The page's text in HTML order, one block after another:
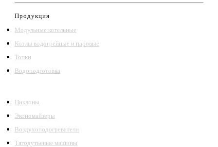
Продукция
Модульные котельные
Котлы водогрейные и паровые
Топки
Водоподготовка
Циклоны
Экономайзеры
Воздухоподогреватели
Тягодутьевые машины